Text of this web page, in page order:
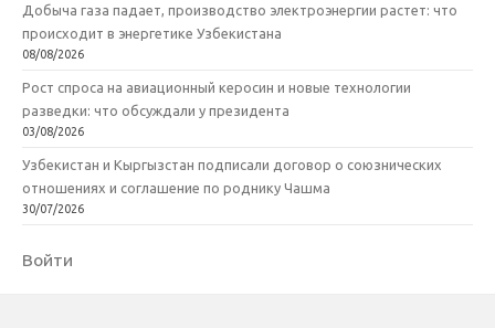
Добыча газа падает, производство электроэнергии растет: что
происходит в энергетике Узбекистана
08/08/2026
Рост спроса на авиационный керосин и новые технологии
разведки: что обсуждали у президента
03/08/2026
Узбекистан и Кыргызстан подписали договор о союзнических
отношениях и соглашение по роднику Чашма
30/07/2026
Войти